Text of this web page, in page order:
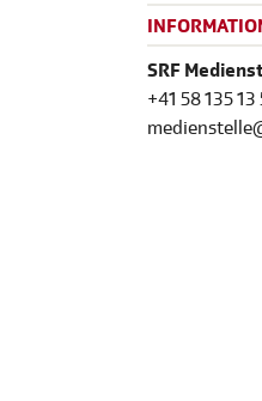
SRF
+41 58 135 13